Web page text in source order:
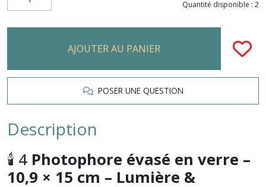
Quantité disponible : 2
AJOUTER AU PANIER
POSER UNE QUESTION
Description
🕯️ 4 Photophore évasé en verre –
10,9 × 15 cm – Lumière &